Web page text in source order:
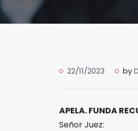
22/11/2023 by
APELA. FUNDA
Señor Juez: